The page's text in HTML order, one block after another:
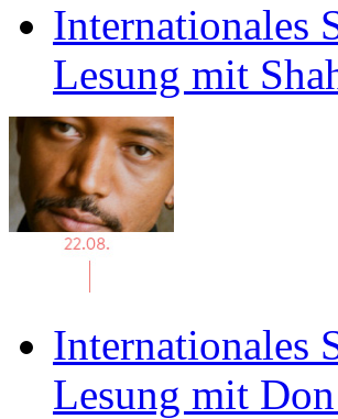
Internationales
Lesung mit
Internationales
Lesung mit